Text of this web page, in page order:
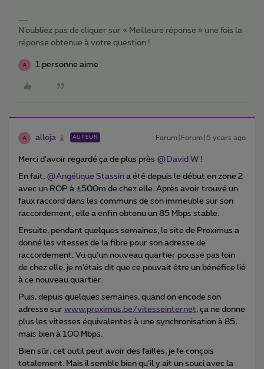
N’oubliez pas de cliquer sur « Meilleure réponse » une fois la
réponse obtenue à votre question !
A 1 personne aime
A alloja AUTEUR Forum|Forum|5 years ago
Merci d’avoir regardé ça de plus près @David W !
En fait, @Angélique Stassin a été depuis le début en zone 2
avec un ROP à ±500m de chez elle. Après avoir trouvé un
faux raccord dans les communs de son immeuble sur son
raccordement, elle a enfin obtenu un 85 Mbps stable.
Ensuite, pendant quelques semaines, le site de Proximus a
donné les vitesses de la fibre pour son adresse de
raccordement. Vu qu’un nouveau quartier pousse pas loin
de chez elle, je m’étais dit que ce pouvait être un bénéfice lié
à ce nouveau quartier.
Puis, depuis quelques semaines, quand on encode son
adresse sur www.proximus.be/vitesseinternet, ça ne donne
plus les vitesses équivalentes à une synchronisation à 85,
mais bien à 100 Mbps.
Bien sûr, cet outil peut avoir des failles, je le conçois
totalement. Mais il semble bien qu’il y ait un souci avec la